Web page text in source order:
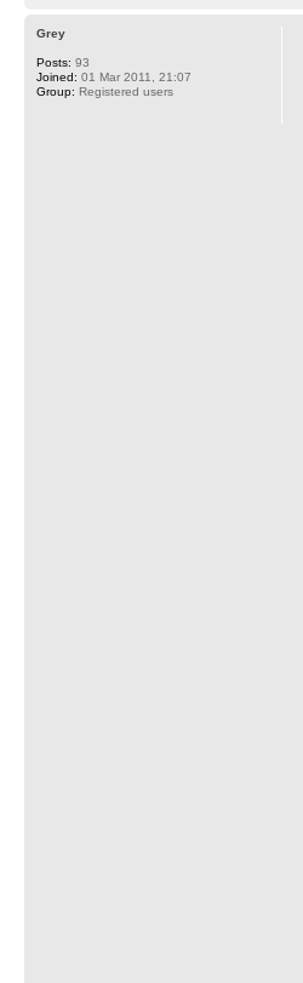
Grey
Posts: 93
Joined: 01 Mar 2011, 21:07
Group: Registered users